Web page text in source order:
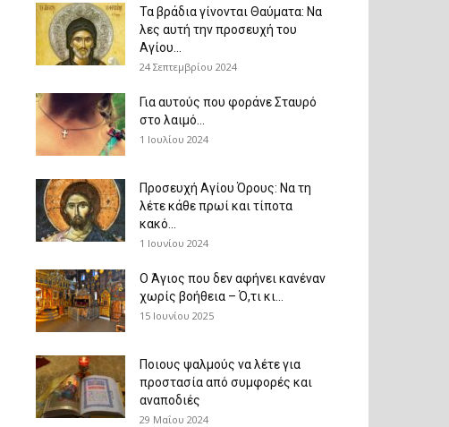
Τα βράδια γίνονται Θαύματα: Να
λες αυτή την προσευχή του
Αγίου...
24 Σεπτεμβρίου 2024
Για αυτούς που φοράνε Σταυρό
στο λαιμό…
1 Ιουλίου 2024
Προσευχή Αγίου Όρους: Να τη
λέτε κάθε πρωί και τίποτα
κακό...
1 Ιουνίου 2024
Ο Άγιος που δεν αφήνει κανέναν
χωρίς βοήθεια – Ό,τι κι...
15 Ιουνίου 2025
Ποιους ψαλμούς να λέτε για
προστασία από συμφορές και
αναποδιές
29 Μαΐου 2024